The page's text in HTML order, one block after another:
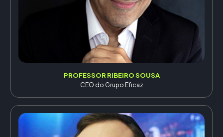
PROFESSOR RIBEIRO SOUSA
CEO do Grupo Eficaz